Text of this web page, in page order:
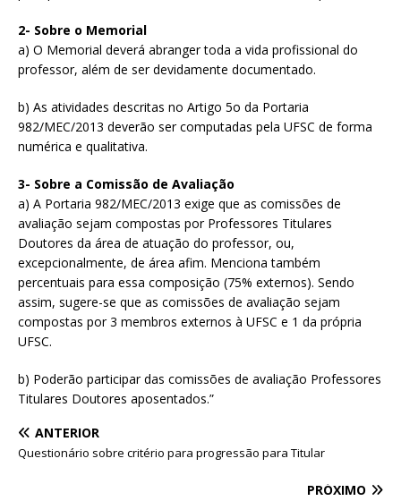
2- Sobre o Memorial
a) O Memorial deverá abranger toda a vida profissional do
professor, além de ser devidamente documentado.
b) As atividades descritas no Artigo 5o da Portaria
982/MEC/2013 deverão ser computadas pela UFSC de forma
numérica e qualitativa.
3- Sobre a Comissão de Avaliação
a) A Portaria 982/MEC/2013 exige que as comissões de
avaliação sejam compostas por Professores Titulares
Doutores da área de atuação do professor, ou,
excepcionalmente, de área afim. Menciona também
percentuais para essa composição (75% externos). Sendo
assim, sugere-se que as comissões de avaliação sejam
compostas por 3 membros externos à UFSC e 1 da própria
UFSC.
b) Poderão participar das comissões de avaliação Professores
Titulares Doutores aposentados.”
ANTERIOR
Questionário sobre critério para progressão para Titular
PRÓXIMO